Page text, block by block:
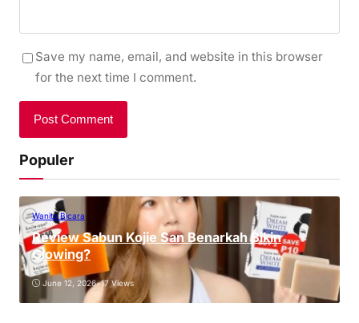
Save my name, email, and website in this browser
for the next time I comment.
Populer
Wanita Bicara
Review Sabun Kojie San Benarkah Bikin
Glowing?
June 12, 2026•17 Views